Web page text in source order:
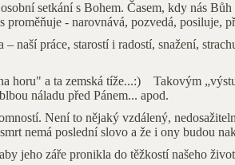
setkání s Bohem. Časem, kdy nás
- narovnává, pozvedá, posiluje,
práce, starostí i radostí, snažení,
horu" a ta zemská tíže...:) Takovým
náladu před Pánem... apod.
Není to nějaký vzdálený,
nemá poslední slovo a že i ony budou
jeho záře pronikla do těžkostí našeho